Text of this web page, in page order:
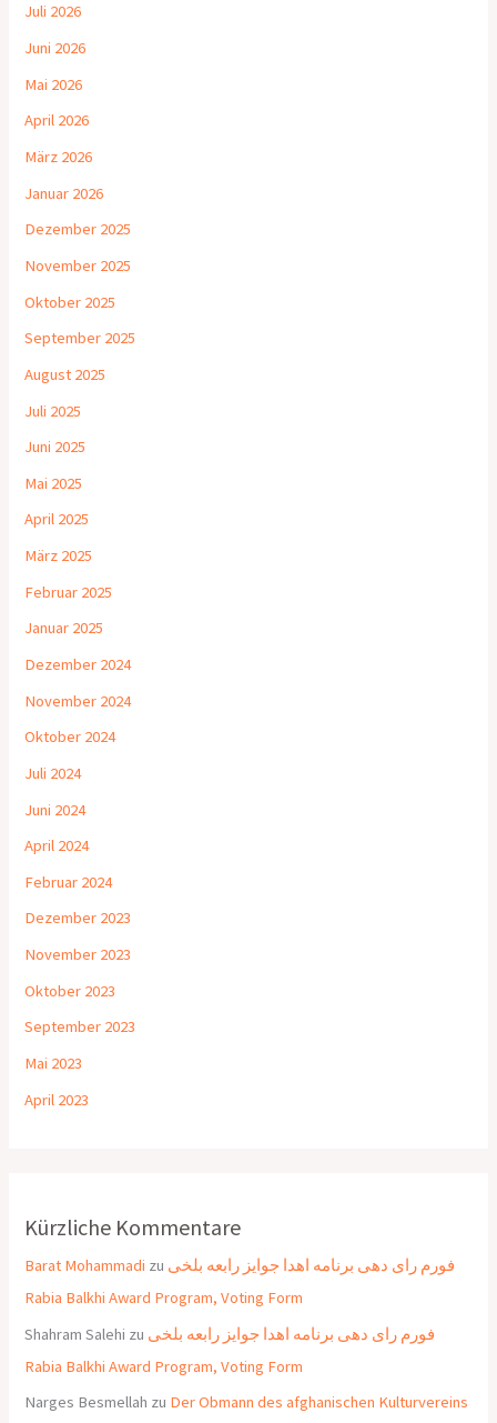
Juli 2026
Juni 2026
Mai 2026
April 2026
März 2026
Januar 2026
Dezember 2025
November 2025
Oktober 2025
September 2025
August 2025
Juli 2025
Juni 2025
Mai 2025
April 2025
März 2025
Februar 2025
Januar 2025
Dezember 2024
November 2024
Oktober 2024
Juli 2024
Juni 2024
April 2024
Februar 2024
Dezember 2023
November 2023
Oktober 2023
September 2023
Mai 2023
April 2023
Kürzliche Kommentare
Barat Mohammadi zu فورم رای دهی برنامه اهدا جوایز رابعه بلخی
Rabia Balkhi Award Program, Voting Form
Shahram Salehi zu فورم رای دهی برنامه اهدا جوایز رابعه بلخی
Rabia Balkhi Award Program, Voting Form
Narges Besmellah zu Der Obmann des afghanischen Kulturvereins